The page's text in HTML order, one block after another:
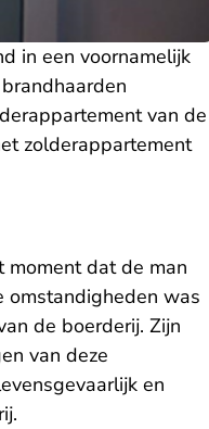
in een voornamelijk
van de
zolderappartement
moment dat de man
omstandigheden was
de boerderij. Zijn
van deze
en